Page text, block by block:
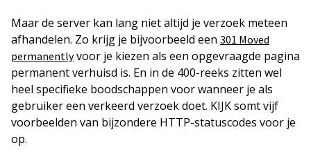
Maar de server kan lang niet altijd je verzoek meteen
afhandelen. Zo krijg je bijvoorbeeld een 301 Moved
permanentlyvoor je kiezen als een opgevraagde pagina
permanent verhuisd is. En in de 400-reeks zitten wel
heel specifieke boodschappen voor wanneer je als
gebruiker een verkeerd verzoek doet. KIJK somt vijf
voorbeelden van bijzondere HTTP-statuscodes voor je
op.